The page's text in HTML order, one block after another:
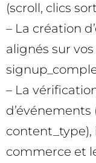
(scroll, clics
– La création
alignés sur
– La
d’événements
commerce et